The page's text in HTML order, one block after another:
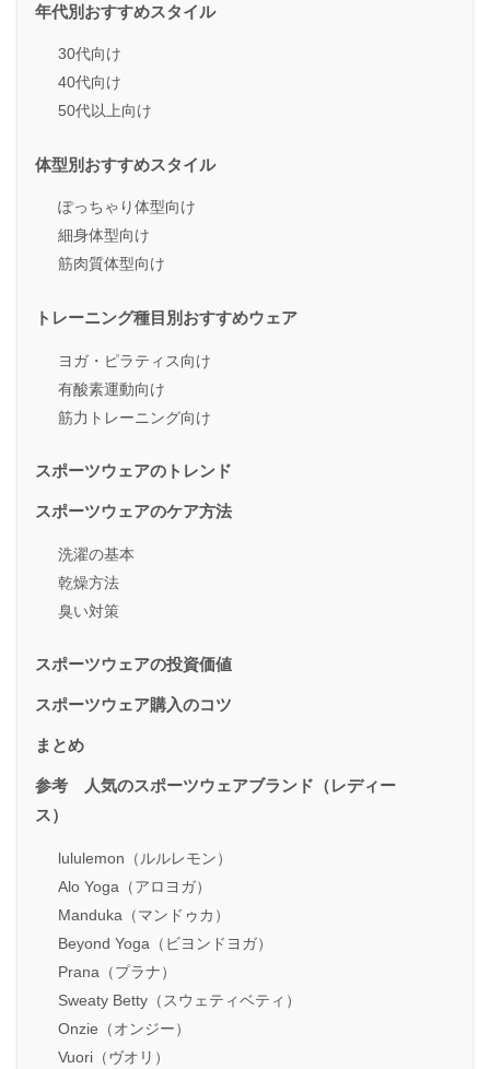
年代別おすすめスタイル
30代向け
40代向け
50代以上向け
体型別おすすめスタイル
ぽっちゃり体型向け
細身体型向け
筋肉質体型向け
トレーニング種目別おすすめウェア
ヨガ・ピラティス向け
有酸素運動向け
筋力トレーニング向け
スポーツウェアのトレンド
スポーツウェアのケア方法
洗濯の基本
乾燥方法
臭い対策
スポーツウェアの投資価値
スポーツウェア購入のコツ
まとめ
参考 人気のスポーツウェアブランド（レディー
ス）
lululemon（ルルレモン）
Alo Yoga（アロヨガ）
Manduka（マンドゥカ）
Beyond Yoga（ビヨンドヨガ）
Prana（プラナ）
Sweaty Betty（スウェティベティ）
Onzie（オンジー）
Vuori（ヴオリ）